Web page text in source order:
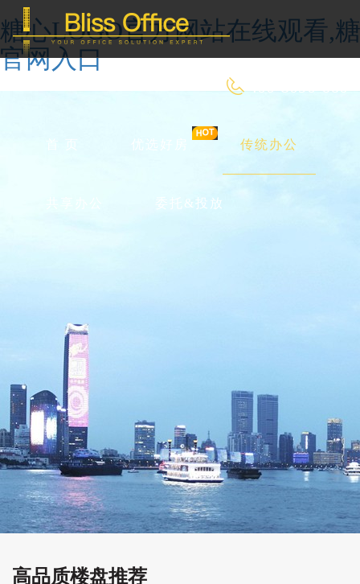
糖心LOGO官方网站在线观看,
官网入口
400-8090-660
首 页 优选好房 传统办公
委托&投放
高品质楼盘推荐